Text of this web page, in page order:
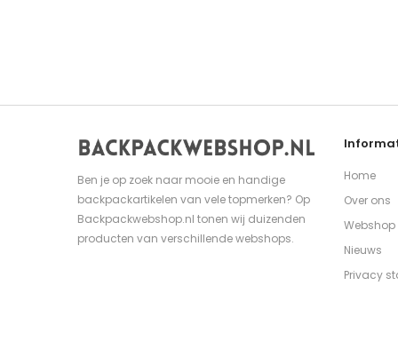
Ben je op zoek naar mooie en handige
backpackartikelen van vele topmerken? Op
Backpackwebshop.nl tonen wij duizenden
producten van verschillende webshops.
Home
Over ons
Webshop
Nieuws
Privacy